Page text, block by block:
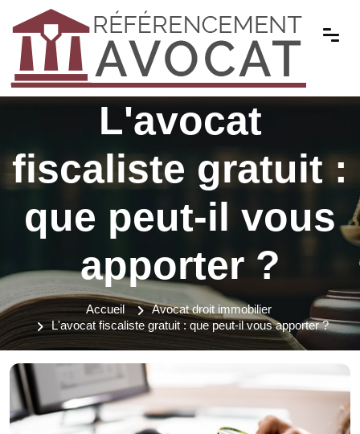
L'avocat
fiscaliste gratuit :
que peut-il vous
apporter ?
Accueil
Avocat droit immobilier
L'avocat fiscaliste gratuit : que peut-il vous apporter ?